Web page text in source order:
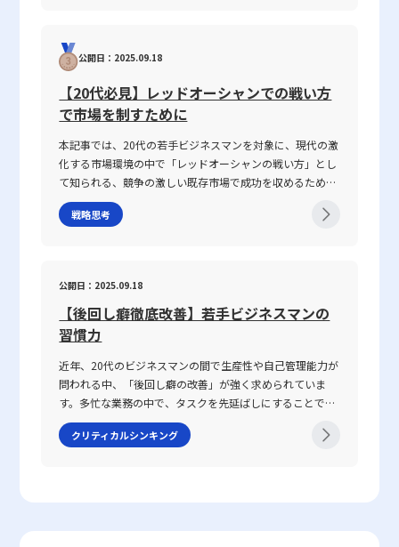
性化」「顧客満足度の向上」「チームワークの強化」などが挙げら
れます。これらは、単なる数字では表しきれない行動や意識、企業
は評価が主観に依存しやすい分、評価基準の明確化や、多面的なフ
ィードバックの仕組みが不可欠となります。また、定量的評価との
併用により、目標達成に向けたバランスの取れたアプローチが求め
られます。 評価における実務的な注意点と改善策 実際の業務にお
いて、定量的評価と定性的評価のどちらも適用する場合、いくつか
影響を及ぼさないよう、評価基準の標準化が必要です。このために
は、評価項目ごとに具体的な基準や尺度を設定し、全員が共通認識
字だけでは捉えきれない業務の背景や個々の努力も十分に評価され
るよう工夫が求められます。 また、評価結果をもとにしたフィー
ドバックは、単なる数値評価に留まらず、社員のキャリア形成や成
長促進に資するものであるべきです。そのため、定期的な面談や
1on1ミーティングの機会を設け、評価結果について対話を行うこ
とで、社員一人ひとりのモチベーション向上や業務改善につなげる
ことが可能となります。こうした取り組みは、組織全体のパフォー
視点で企業の成長を支える重要な要素となります。 まとめ 以上、
わらないことが挙げられます。前提条件や目的が共有され
ていない場合、会話は容易に脱線し、誤解を生む原因とな
ります。さらに、個々の話し方の好みや知識量の違い、さ
らには一方の思考が整理されずに抽象的な言葉で表現され
る場合、双方の話の噛み合わなさは一層深刻になります。
話がかみ合わない現象は、単なるコミュニケーションのミ
スではなく、現代ビジネスにおける意思疎通の複雑さと密
接に関わっています。企業内の組織体制や情報共有の仕組
事で話が噛み合わない人との対処法を模索する上での鍵と
踏まえる必要があります。まず、会話の基本となる前提条
件を共有することが不可欠です。会議や打ち合わせの冒頭
で議論のゴールや目的、前提条件を再確認することで、話
の軸がぶれるのを防ぐことができます。具体的な対策とし
ては、以下の点が挙げられます。・まず、話の内容は具体
的に整理し、主語と述語を明確にすることが重要です。特
に急いでいる状況や複雑な問題を扱う場合、あいまいな表
現を避け、論点を整理して伝える努力が必要です。・次
に、相手の理解度を随時確認することが推奨されます。た
構成要素、日々の実践方法、注意すべきポイントまで、専
門性の高い視点で徹底解説します。また、ICTツールが急
在する現代において、コミュニケーション能力がどのよう
に成果に結び付くのか、その背景と実践的な鍛え方につい
ミュニケーション能力とは、単に情報を伝えるだけではな
く、相手の反応を予測し、意思疎通を円滑にするための高
度なスキルを指します。ビジネスにおいては、報連相やプ
レゼンテーション、会議、さらにはオンラインツールを介
した対話など、多岐にわたるシーンで求められます。この
く、個人の素質と経験が複雑に絡み合っています。「ビジ
は、論理的思考、傾聴力、発信力といった要素を統合し、
相手に正確かつ効果的なメッセージを伝えることで、相手
より、メール、チャット、ビデオ会議など多様なコミュニ
ケーション手法が登場しました。しかし、テキストや非対
面のやりとりは時に「既読未読」「いいね」といった簡易
な反応だけに頼る傾向があり、誤解や遅延が発生する可能
性があります。このため、現代のビジネスシーンでは、対
公開日：2025.09.18
【20代必見】レッドオーシャンでの戦い方
で市場を制すために
本記事では、20代の若手ビジネスマンを対象に、現代の激
化する市場環境の中で「レッドオーシャンの戦い方」とし
て知られる、競争の激しい既存市場で成功を収めるための
戦略や心得について、最新の事例とともに解説します。グ
ローバル化が進み、テクノロジーの急速な発展や市場環境
注意点を体系的に整理しました。 レッドオーシャンとは
「レッドオーシャン」とは、既存市場における熾烈な競争
環境を表す比喩表現です。この概念は、2005年にW・チャ
ー・オーシャン戦略』にて取り上げられ、赤く血に染まっ
た海をイメージすることで、限られた需要を巡って多数の
企業が激しく争う状況を表現しています。特に、レッドオ
ーシャの 戦い方としてのアプローチは、価格競争に終始し
やすい市場の中で如何にして自社の独自性を打ち出すか、
戦略思考
公開日：2025.09.18
【後回し癖徹底改善】若手ビジネスマンの
習慣力
近年、20代のビジネスマンの間で生産性や自己管理能力が
問われる中、「後回し癖の改善」が強く求められていま
す。多忙な業務の中で、タスクを先延ばしにすることで生
じるストレスや自信喪失、生産性の低下は、キャリア形成
において決定的なマイナス要素となりかねません。この記
クリティカルシンキング